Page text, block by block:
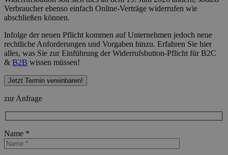
Verbraucher ebenso einfach Online-Verträge widerrufen wie
abschließen können.
Infolge der neuen Pflicht kommen auf Unternehmen jedoch neue
rechtliche Anforderungen und Vorgaben hinzu. Erfahren Sie hier
alles, was Sie zur Einführung der Widerrufsbutton-Pflicht für B2C
& B2B wissen müssen!
Jetzt Termin vereinbaren!
zur Anfrage
Name *